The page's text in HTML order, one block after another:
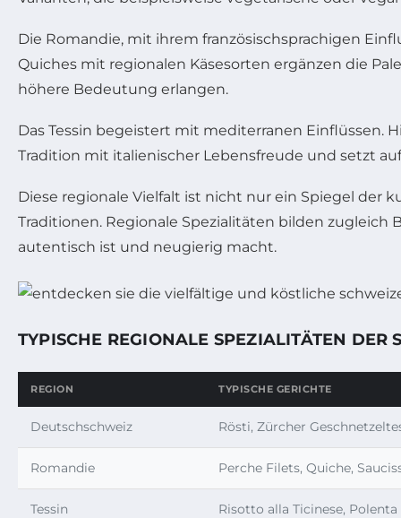
Die Romandie, mit ihrem französischsprachigen
Quiches mit regionalen Käsesorten ergänzen die
höhere Bedeutung erlangen.
Das Tessin begeistert mit mediterranen Einflüssen.
Tradition mit italienischer Lebensfreude und setzt
Diese regionale Vielfalt ist nicht nur ein Spiegel der
Traditionen. Regionale Spezialitäten bilden
autentisch ist und neugierig macht.
TYPISCHE REGIONALE SPEZIALITÄTEN DER
REGION TYPISCHE GERICHTE
Deutschschweiz Rösti, Zürcher
Romandie Perche Filets, Quiche,
Tessin Risotto alla Ticinese,